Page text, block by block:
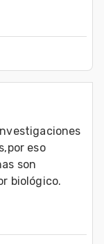
eso
son
biológico.